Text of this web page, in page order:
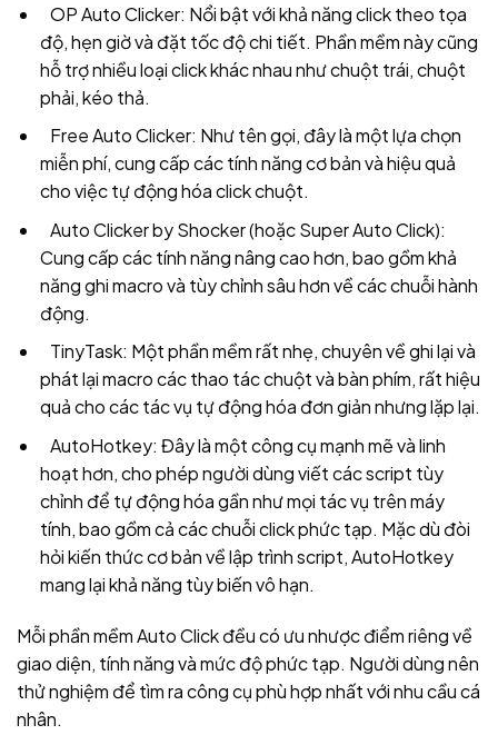
OP Auto Clicker: Nổi bật với khả năng click theo tọa
độ, hẹn giờ và đặt tốc độ chi tiết. Phần mềm này cũng
hỗ trợ nhiều loại click khác nhau như chuột trái, chuột
phải, kéo thả.
Free Auto Clicker: Như tên gọi, đây là một lựa chọn
miễn phí, cung cấp các tính năng cơ bản và hiệu quả
cho việc tự động hóa click chuột.
Auto Clicker by Shocker (hoặc Super Auto Click):
Cung cấp các tính năng nâng cao hơn, bao gồm khả
năng ghi macro và tùy chỉnh sâu hơn về các chuỗi hành
động.
TinyTask: Một phần mềm rất nhẹ, chuyên về ghi lại và
phát lại macro các thao tác chuột và bàn phím, rất hiệu
quả cho các tác vụ tự động hóa đơn giản nhưng lặp lại.
AutoHotkey: Đây là một công cụ mạnh mẽ và linh
hoạt hơn, cho phép người dùng viết các script tùy
chỉnh để tự động hóa gần như mọi tác vụ trên máy
tính, bao gồm cả các chuỗi click phức tạp. Mặc dù đòi
hỏi kiến thức cơ bản về lập trình script, AutoHotkey
mang lại khả năng tùy biến vô hạn.
Mỗi phần mềm Auto Click đều có ưu nhược điểm riêng về
giao diện, tính năng và mức độ phức tạp. Người dùng nên
thử nghiệm để tìm ra công cụ phù hợp nhất với nhu cầu cá
nhân.